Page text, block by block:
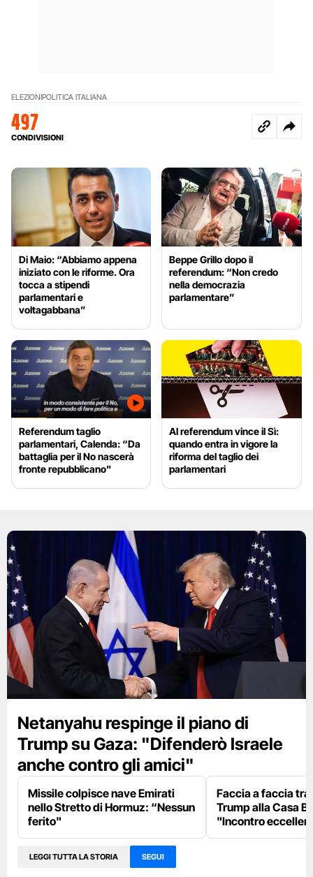
ELEZIONIPOLITICA ITALIANA
497
CONDIVISIONI
Di Maio: “Abbiamo appena
iniziato con le riforme. Ora
tocca a stipendi
parlamentari e
voltagabbana”
Beppe Grillo dopo il
referendum: “Non credo
nella democrazia
parlamentare”
Referendum taglio
parlamentari, Calenda: “Da
battaglia per il No nascerà
fronte repubblicano"
Al referendum vince il Sì:
quando entra in vigore la
riforma del taglio dei
parlamentari
Netanyahu respinge il piano di
Trump su Gaza: "Difenderò Israele
anche contro gli amici"
Missile colpisce nave Emirati
nello Stretto di Hormuz: “Nessun
ferito"
Faccia a faccia
Trump alla Casa
"Incontro
LEGGI TUTTA LA STORIA SEGUI